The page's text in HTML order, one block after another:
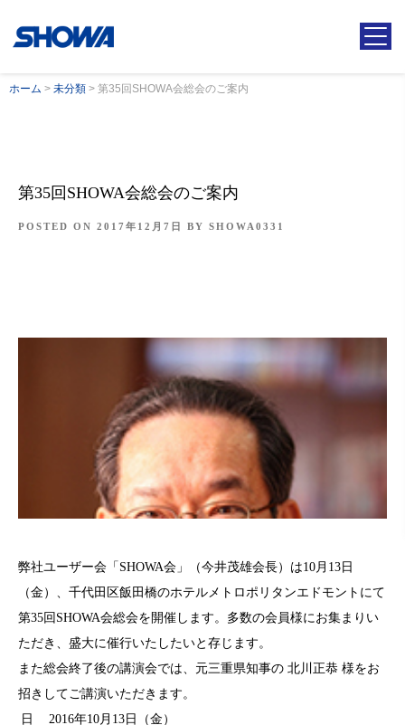
ホーム > 未分類 > 第35回SHOWA会総会のご案内
第35回SHOWA会総会のご案内
POSTED ON 2017年12月7日 BY SHOWA0331
弊社ユーザー会「SHOWA会」（今井茂雄会長）は10月13日
（金）、千代田区飯田橋のホテルメトロポリタンエドモントにて
第35回SHOWA会総会を開催します。多数の会員様にお集まりい
ただき、盛大に催行いたしたいと存じます。
また総会終了後の講演会では、元三重県知事の 北川正恭 様をお
招きしてご講演いただきます。
日
2016年10月13日（金）